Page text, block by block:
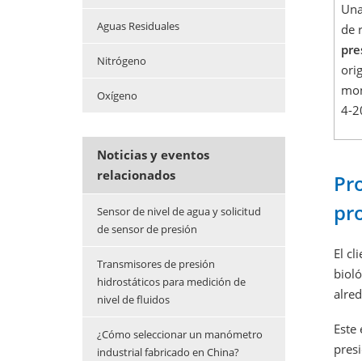
Aguas Residuales
Nitrógeno
Oxígeno
Noticias y eventos
relacionados
Sensor de nivel de agua y solicitud
de sensor de presión
Transmisores de presión
hidrostáticos para medición de
nivel de fluidos
¿Cómo seleccionar un manómetro
industrial fabricado en China?
de
4-
El